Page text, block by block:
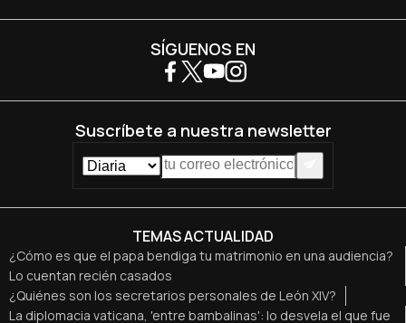
TEMAS ACTUALIDAD
¿Cómo es que el papa bendiga tu matrimonio en una audiencia?
Lo cuentan recién casados
¿Quiénes son los secretarios personales de León XIV?
La diplomacia vaticana, 'entre bambalinas': lo desvela el que fue
SÍGUENOS EN
Suscríbete a nuestra newsletter